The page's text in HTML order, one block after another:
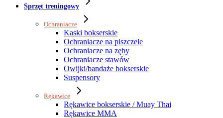
Sprzęt treningowy
Ochraniacze
Kaski bokserskie
Ochraniacze na piszczele
Ochraniacze na zęby
Ochraniacze stawów
Owijki/bandaże bokserskie
Suspensory
Rękawice
Rękawice bokserskie / Muay Thai
Rękawice MMA